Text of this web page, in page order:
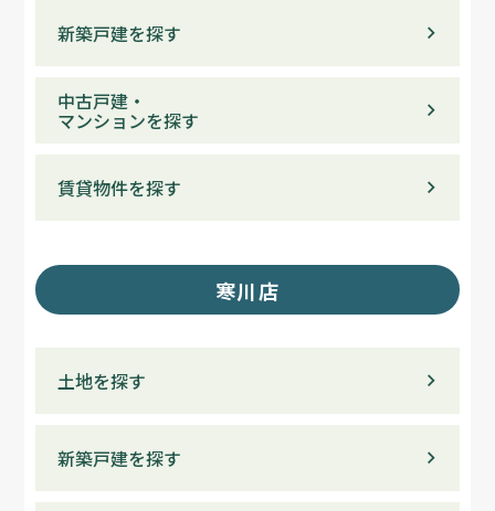
新築戸建を探す
中古戸建・
マンションを探す
賃貸物件を探す
寒川店
土地を探す
新築戸建を探す